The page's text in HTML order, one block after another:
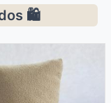
🛍️